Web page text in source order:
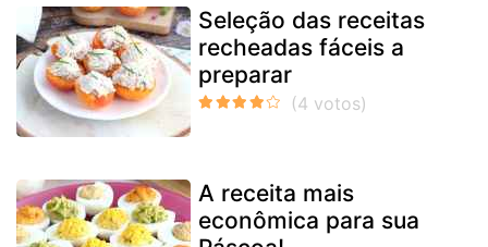
Seleção das receitas
recheadas fáceis a
preparar
A receita mais
econômica para sua